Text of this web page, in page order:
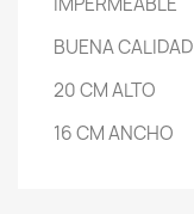
BUENA CALIDAD
20 CM ALTO
16 CM ANCHO